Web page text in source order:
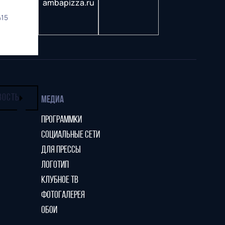
МЕДИА
ПРОГРАММКИ
СОЦИАЛЬНЫЕ СЕТИ
ДЛЯ ПРЕССЫ
ЛОГОТИП
КЛУБНОЕ ТВ
ФОТОГАЛЕРЕЯ
ОБОИ